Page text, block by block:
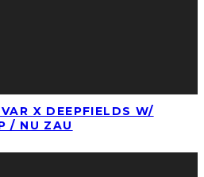
X DEEPFIELDS W/
/ NU ZAU